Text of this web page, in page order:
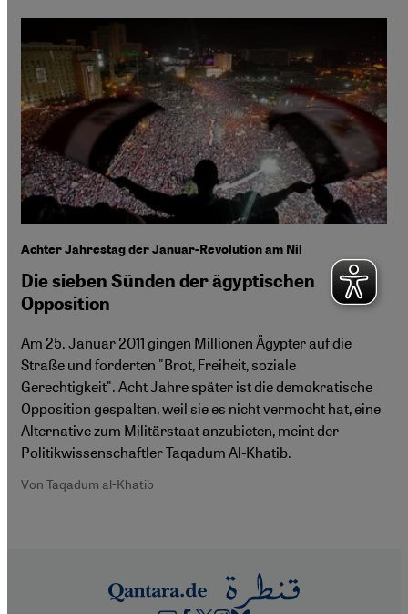
Achter Jahrestag der Januar-Revolution am Nil
Die sieben Sünden der ägyptischen
Opposition
Am 25. Januar 2011 gingen Millionen Ägypter auf die
Straße und forderten "Brot, Freiheit, soziale
Gerechtigkeit". Acht Jahre später ist die demokratische
Opposition gespalten, weil sie es nicht vermocht hat, eine
Alternative zum Militärstaat anzubieten, meint der
Politikwissenschaftler Taqadum Al-Khatib.
Von Taqadum al-Khatib